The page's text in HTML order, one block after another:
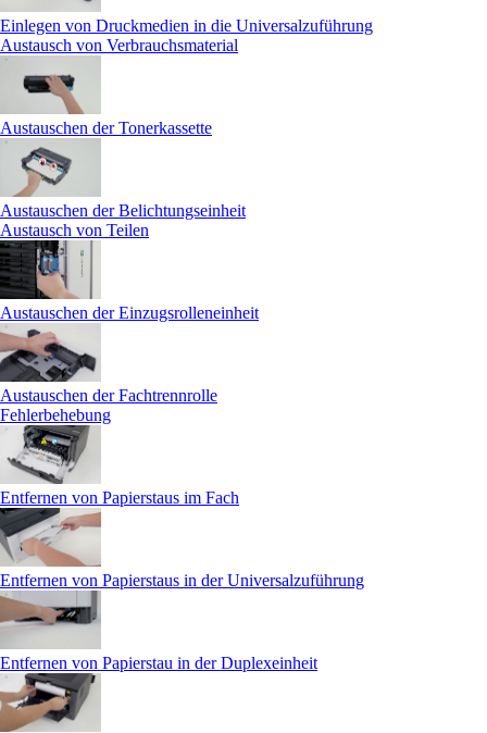
Einlegen von Druckmedien in die Universalzuführung
Austausch von Verbrauchsmaterial
Austauschen der Tonerkassette
Austauschen der Belichtungseinheit
Austausch von Teilen
Austauschen der Einzugsrolleneinheit
Austauschen der Fachtrennrolle
Fehlerbehebung
Entfernen von Papierstaus im Fach
Entfernen von Papierstaus in der Universalzuführung
Entfernen von Papierstau in der Duplexeinheit